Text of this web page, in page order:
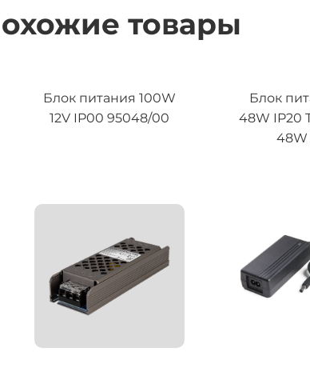
товары
Блок питания 100W
12V IP00 95048/00
Блок
48W IP20
48W